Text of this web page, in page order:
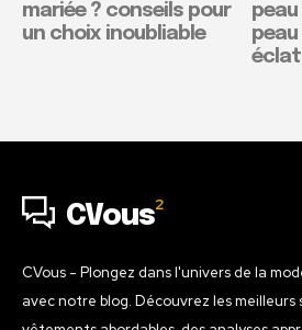
mariée ? conseils pour
un choix inoubliable
peau
CVous2
CVous - Plongez dans l'univers de la
avec notre blog. Découvrez les meilleurs